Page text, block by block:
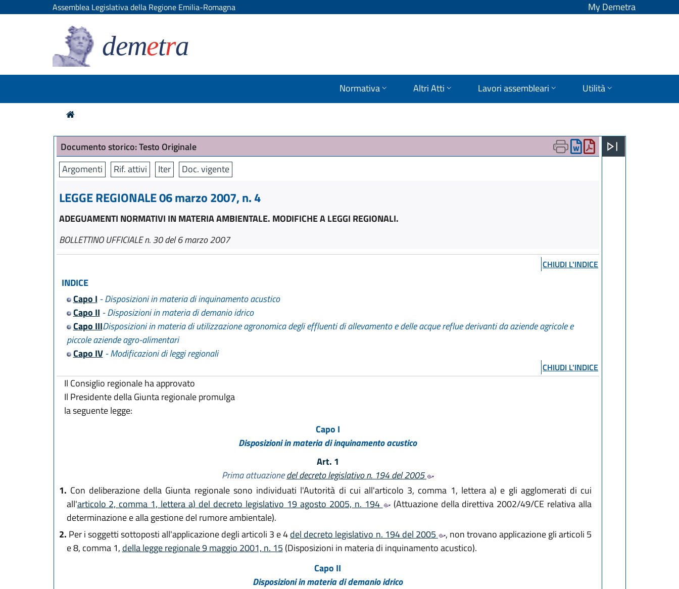
Assemblea Legislativa della Regione Emilia-Romagna My Demetra
demetra
Normativa Altri Atti Lavori assembleari Utilità
Documento storico: Testo Originale
Argomenti
Rif. attivi Iter Doc. vigente
LEGGE REGIONALE 06 marzo 2007, n. 4
ADEGUAMENTI NORMATIVI IN MATERIA AMBIENTALE. MODIFICHE A LEGGI REGIONALI.
BOLLETTINO UFFICIALE n. 30 del 6 marzo 2007
CHIUDI L'INDICE
INDICE
Capo I - Disposizioni in materia di inquinamento acustico
Capo II - Disposizioni in materia di demanio idrico
Capo IIIDisposizioni in materia di utilizzazione agronomica degli effluenti di allevamento e delle acque reflue derivanti da aziende agricole e
piccole aziende agro-alimentari
Capo IV- Modificazioni di leggi regionali
CHIUDI L'INDICE
Il Consiglio regionale ha approvato
Il Presidente della Giunta regionale promulga
la seguente legge:
Capo I
Disposizioni in materia di inquinamento acustico
Art. 1
Prima attuazionedel decreto legislativo n. 194 del 2005
1. Con deliberazione della Giunta regionale sono individuati l'Autorità di cui all'articolo 3, comma 1, lettera a) e gli agglomerati di cui
all'articolo 2, comma 1, lettera a) del decreto legislativo 19 agosto 2005, n. 194
(Attuazione della direttiva 2002/49/CE relativa alla
determinazione e alla gestione del rumore ambientale).
2. Per i soggetti sottoposti all'applicazione degli articoli 3 e 4del decreto legislativo n. 194 del 2005
, non trovano applicazione gli articoli 5
e 8, comma 1, della legge regionale 9 maggio 2001, n. 15 (Disposizioni in materia di inquinamento acustico).
Capo II
Disposizioni in materia di demanio idrico